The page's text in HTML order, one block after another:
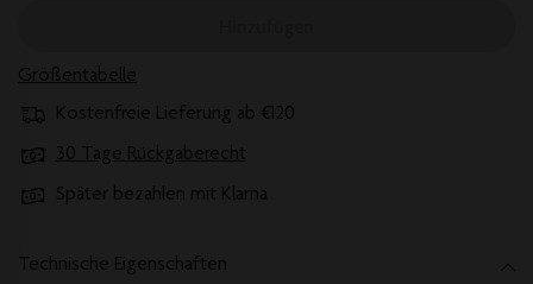
Größentabelle
Kostenfreie Lieferung ab €120
30 Tage Rückgaberecht
Später bezahlen mit Klarna
Technische Eigenschaften